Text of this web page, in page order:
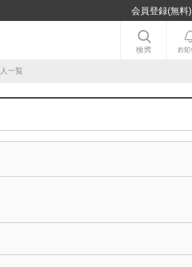
会員登録(無料)
一覧